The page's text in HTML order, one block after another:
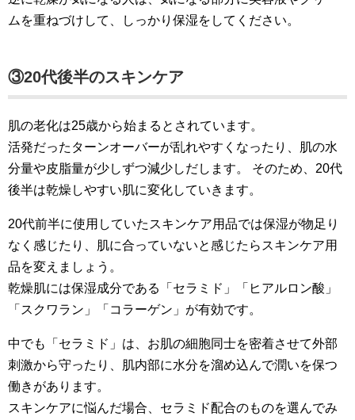
ムを重ねづけして、しっかり保湿をしてください。
③20代後半のスキンケア
肌の老化は25歳から始まるとされています。
活発だったターンオーバーが乱れやすくなったり、肌の水
分量や皮脂量が少しずつ減少しだします。 そのため、20代
後半は乾燥しやすい肌に変化していきます。
20代前半に使用していたスキンケア用品では保湿が物足り
なく感じたり、肌に合っていないと感じたらスキンケア用
品を変えましょう。
乾燥肌には保湿成分である「セラミド」「ヒアルロン酸」
「スクワラン」「コラーゲン」が有効です。
中でも「セラミド」は、お肌の細胞同士を密着させて外部
刺激から守ったり、肌内部に水分を溜め込んで潤いを保つ
働きがあります。
スキンケアに悩んだ場合、セラミド配合のものを選んでみ